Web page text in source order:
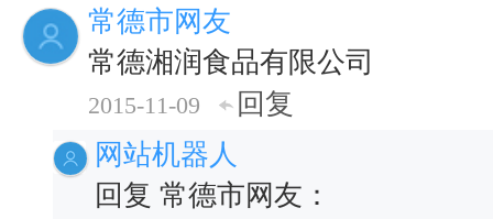
常德市网友
常德湘润食品有限公司
2015-11-09
回复
网站机器人
回复 常德市网友：